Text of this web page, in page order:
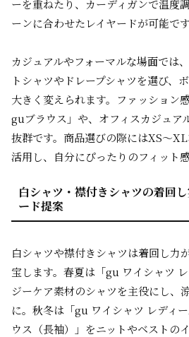
ーを重ねたり、カーディガンで温度
ーンに合わせたレイヤードが可能です
カジュアルやフォーマルな場面では
トシャツやドレープシャツを選び、
大きく変えられます。ファッション
guブラウス」や、オフィスカジュア
抜群です。商品選びの際にはXS～
活用し、自分にぴったりのフィット
白シャツ・襟付きシャツの着回
ード提案
白シャツや襟付きシャツは着回し力
宝します。春夏は「gu ワイシャツ
ジーケア素材のシャツを主役にし、
に。秋冬は「gu ワイシャツ レディ
ウス（長袖）」をニットやベストの